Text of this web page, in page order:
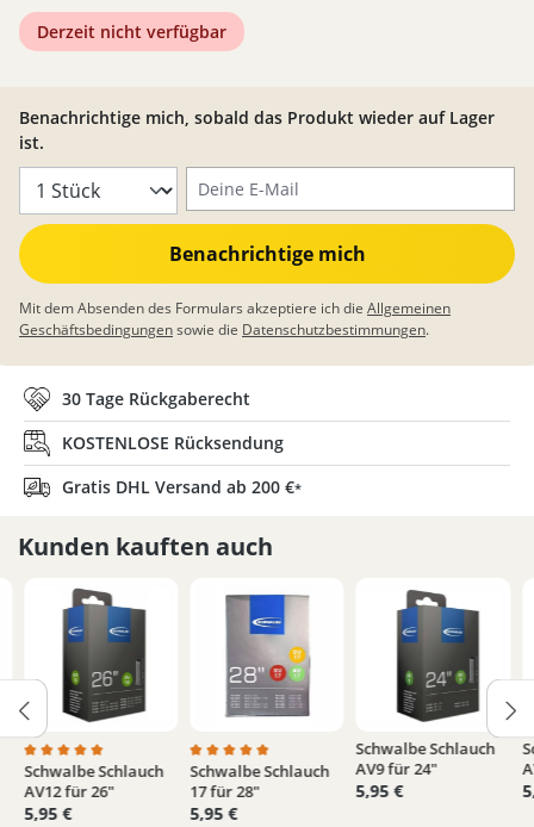
Derzeit nicht verfügbar
Benachrichtige mich, sobald das Produkt wieder auf Lager
ist.
Benachrichtige mich
Mit dem Absenden des Formulars akzeptiere ich die Allgemeinen
Geschäftsbedingungensowie die Datenschutzbestimmungen.
30 Tage Rückgaberecht
KOSTENLOSE Rücksendung
Gratis DHL Versand ab 200 €*
Kunden kauften auch
5 Sternen
Durchschnittliche Bewertung von 5 von 5 Sternen
Schwalbe Schlauch
AV12 für 26"
5,95 €
Durchschnittliche Bewertung von 5 von 5
Schwalbe Schlauch
17 für 28"
5,95 €
Schwalbe Schlauch
AV9 für 24"
5,95 €